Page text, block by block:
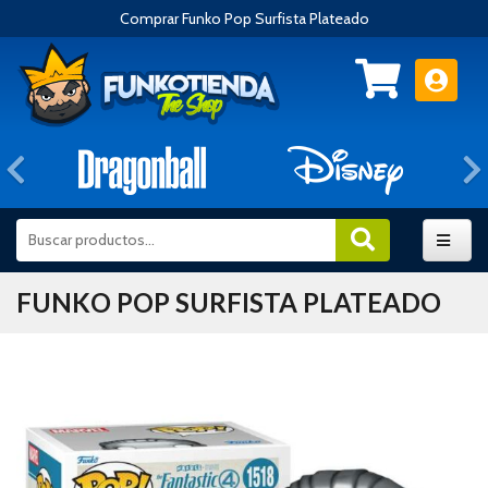
Comprar Funko Pop Surfista Plateado
Anterior
FUNKO POP SURFISTA PLATEADO